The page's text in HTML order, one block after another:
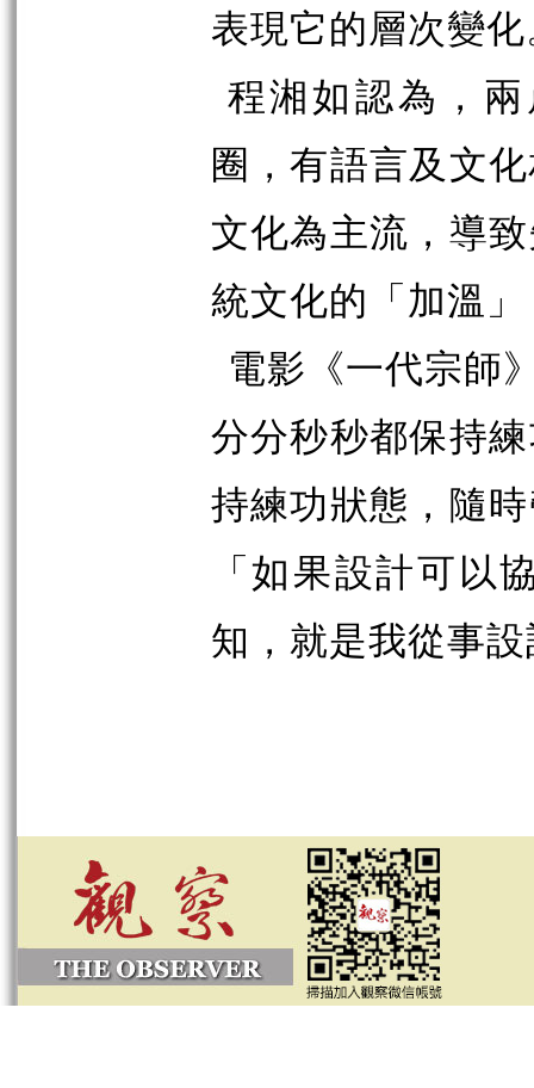
表現它的層次變
程湘如認為，
圈，有語言及文
文化為主流，導
統文化的「加溫
電影《一代宗師
分分秒秒都保持
持練功狀態，隨
「如果設計可以
知，就是我從事